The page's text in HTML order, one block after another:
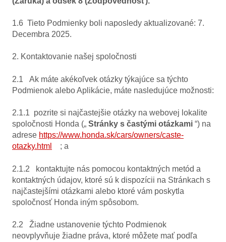
1.6 Tieto Podmienky boli naposledy aktualizované: 7.
Decembra 2025.
2. Kontaktovanie našej spoločnosti
2.1 Ak máte akékoľvek otázky týkajúce sa týchto
Podmienok alebo Aplikácie, máte nasledujúce možnosti:
2.1.1 pozrite si najčastejšie otázky na webovej lokalite
spoločnosti Honda („ Stránky s častými otázkami “) na
adrese https://www.honda.sk/cars/owners/caste-
otazky.html
; a
2.1.2 kontaktujte nás pomocou kontaktných metód a
kontaktných údajov, ktoré sú k dispozícii na Stránkach s
najčastejšími otázkami alebo ktoré vám poskytla
spoločnosť Honda iným spôsobom.
2.2 Žiadne ustanovenie týchto Podmienok
neovplyvňuje žiadne práva, ktoré môžete mať podľa